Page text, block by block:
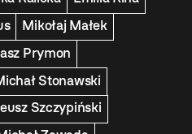
Mikołaj Małek
Prymon
Stonawski
Szczypiński